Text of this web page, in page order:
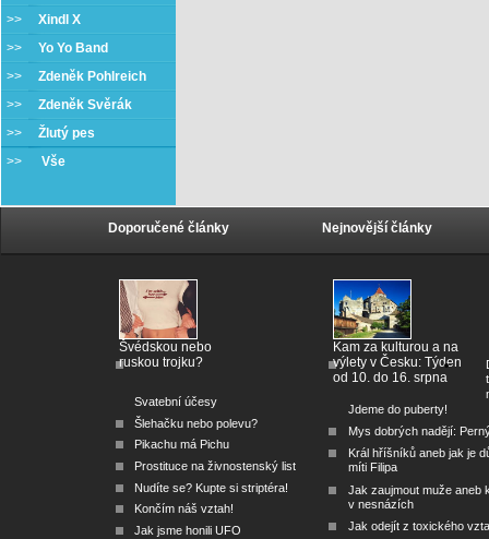
>> Xindl X
>> Yo Yo Band
>> Zdeněk Pohlreich
>> Zdeněk Svěrák
>> Žlutý pes
>>
Vše
Doporučené články
Švédskou nebo
ruskou trojku?
Svatební účesy
Šlehačku nebo polevu?
Pikachu má Pichu
Prostituce na živnostenský list
Nudíte se? Kupte si striptéra!
Končím náš vztah!
Jak jsme honili UFO
Nejnovější články
Kam za kulturou a na
výlety v Česku: Týden
od 10. do 16. srpna
Jdeme do puberty!
Mys dobrých nadějí:
Král hříšníků aneb jak je
míti Filipa
Jak zaujmout muže aneb
v nesnázích
Jak odejít z toxického